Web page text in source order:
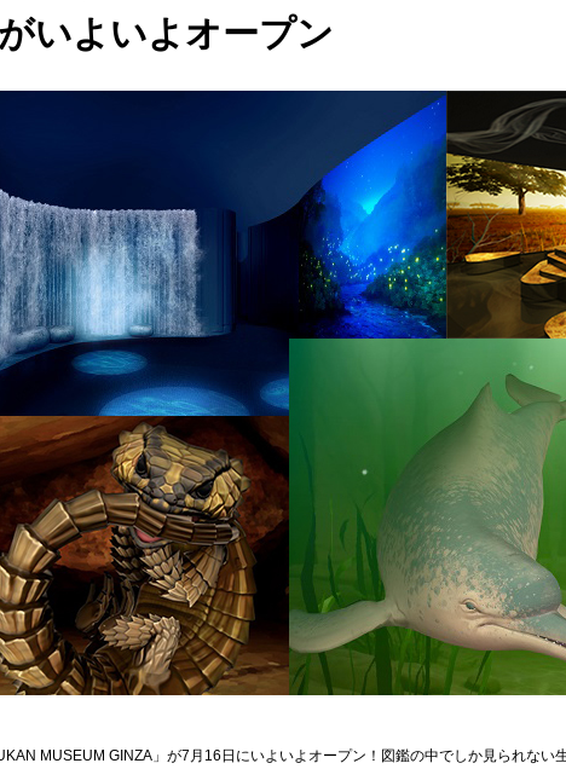
いよいよオープン
MUSEUM GINZA」が7月16日にいよいよオープン！図鑑の中でしか見られない